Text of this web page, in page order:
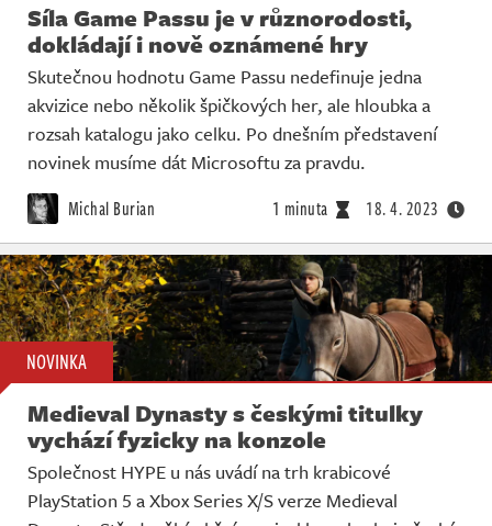
Síla Game Passu je v různorodosti,
dokládají i nově oznámené hry
Skutečnou hodnotu Game Passu nedefinuje jedna
akvizice nebo několik špičkových her, ale hloubka a
rozsah katalogu jako celku. Po dnešním představení
novinek musíme dát Microsoftu za pravdu.
Michal Burian 1 minuta 18. 4. 2023
NOVINKA
Medieval Dynasty s českými titulky
vychází fyzicky na konzole
Společnost HYPE u nás uvádí na trh krabicové
PlayStation 5 a Xbox Series X/S verze Medieval